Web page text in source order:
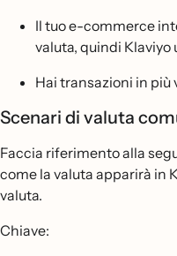
Il tuo e-commerce
valuta, quindi Klaviyo
Hai transazioni in più
Scenari di valuta
Faccia riferimento alla
come la valuta apparirà in
valuta.
Chiave: